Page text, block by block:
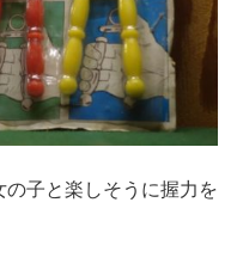
子と楽しそうに握力を